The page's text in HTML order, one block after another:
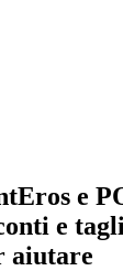
e
e
aiutare